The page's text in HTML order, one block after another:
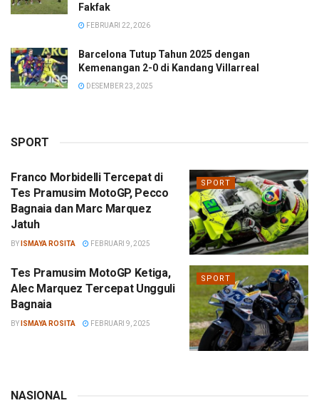
Fakfak
FEBRUARI 22, 2026
Barcelona Tutup Tahun 2025 dengan
Kemenangan 2-0 di Kandang Villarreal
DESEMBER 23, 2025
SPORT
SPORT
Franco Morbidelli Tercepat di
Tes Pramusim MotoGP, Pecco
Bagnaia dan Marc Marquez
Jatuh
BY ISMAYA ROSITA FEBRUARI 9, 2025
SPORT
Tes Pramusim MotoGP Ketiga,
Alec Marquez Tercepat Ungguli
Bagnaia
BY ISMAYA ROSITA FEBRUARI 9, 2025
NASIONAL